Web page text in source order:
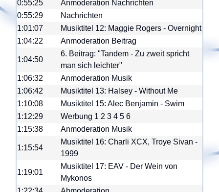
0:55:25
Anmoderation Nachrichten
0:55:29
Nachrichten
1:01:07
Musiktitel 12: Maggie Rogers - Overnight
1:04:22
Anmoderation Beitrag
1:04:50
6. Beitrag: "Tandem - Zu zweit spricht
man sich leichter"
1:06:32
Anmoderation Musik
1:06:42
Musiktitel 13: Halsey - Without Me
1:10:08
Musiktitel 15: Alec Benjamin - Swim
1:12:29
Werbung 1 2 3 4 5 6
1:15:38
Anmoderation Musik
1:15:54
Musiktitel 16: Charli XCX, Troye Sivan -
1999
1:19:01
Musiktitel 17: EAV - Der Wein von
Mykonos